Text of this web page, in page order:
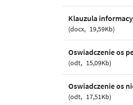
Klauzula
docx 19,59Kb
Oswiadczenie os
odt 15,09Kb
Oswiadczenie os
odt 17,51Kb